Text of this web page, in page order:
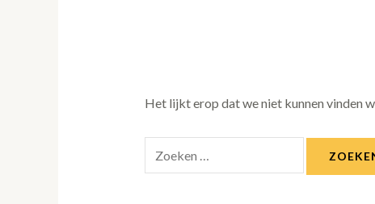
Het lijkt erop dat we niet kunnen vinden